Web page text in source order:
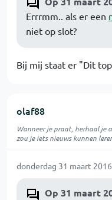
Errrmm.. als er een
niet op slot?
Bij mij staat er "Dit
olaf88
Wanneer je praat, herhaal je
zou je iets nieuws kunnen
donderdag 31 maart
Op 31 maart